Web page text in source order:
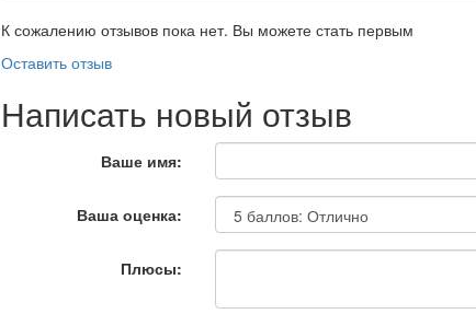
К сожалению отзывов пока нет. Вы можете стать первым
Оставить отзыв
Написать новый отзыв
Ваше имя:
Ваша оценка:
Плюсы: